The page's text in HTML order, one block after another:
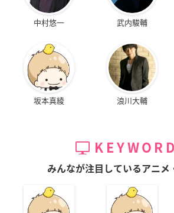
中村悠一 武内駿輔
坂本真綾 浪川大輔
みんなが注目しているアニメ